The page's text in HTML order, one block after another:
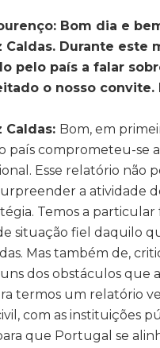
Bom dia e
Caldas. Durante este
pelo país a falar
o nosso convite.
Caldas: Bom, em
país comprometeu-se
Esse relatório não
a atividade
Temos a
situação fiel daquilo
Mas também de,
dos obstáculos que
termos um relatório
com as instituições
que Portugal se